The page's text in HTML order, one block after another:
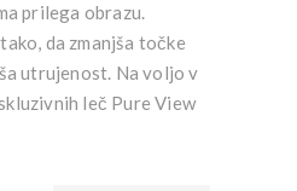
prilega obrazu.
da zmanjša točke
utrujenost. Na voljo v
leč Pure View